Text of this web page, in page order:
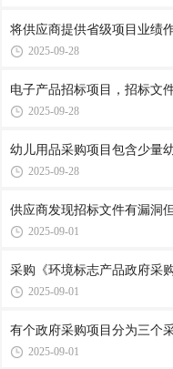
将供应商提供省级项目业绩
2025-09-28
电子产品招标项目，招标文
2025-09-28
幼儿用品采购项目包含少量
2025-09-28
供应商发现招标文件有漏洞
2025-09-01
采购《环境标志产品政府采
2025-09-01
有个政府采购项目分为三个
2025-09-01